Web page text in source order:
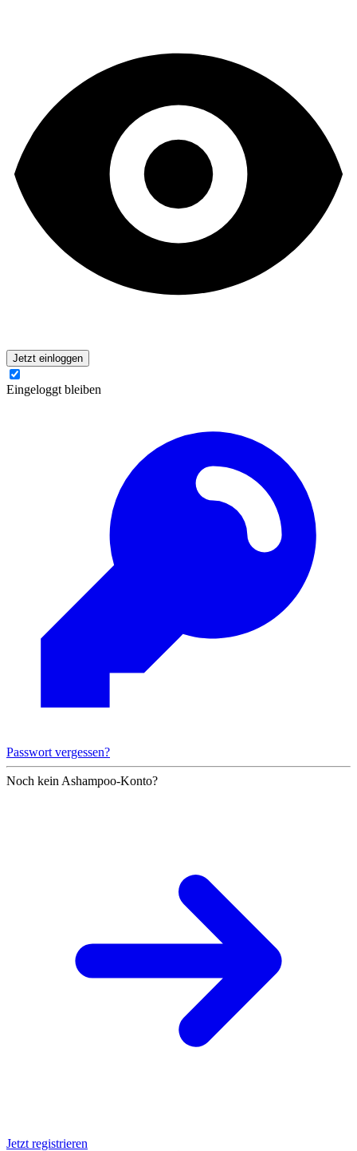
Jetzt einloggen
Eingeloggt bleiben
Passwort vergessen?
Noch kein Ashampoo-Konto?
Jetzt registrieren